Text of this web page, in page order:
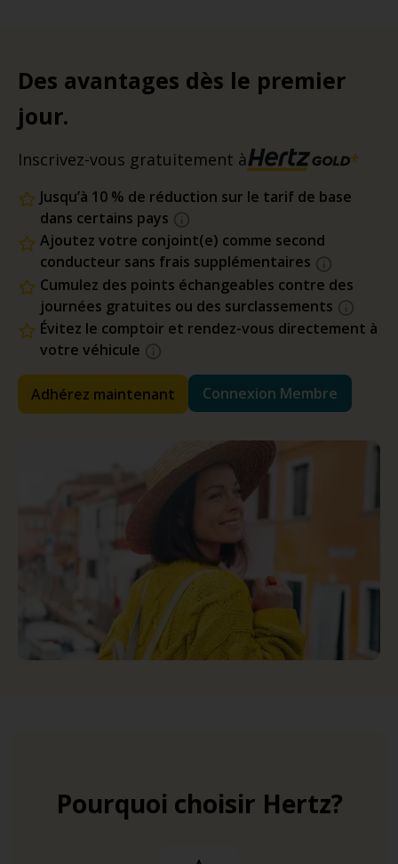
Des avantages dès le premier
jour.
Inscrivez-vous gratuitement à
Jusqu’à 10 % de réduction sur le tarif de base
dans certains pays
Ajoutez votre conjoint(e) comme second
conducteur sans frais supplémentaires
Cumulez des points échangeables contre des
journées gratuites ou des surclassements
Évitez le comptoir et rendez-vous directement à
votre véhicule
Adhérez maintenant Connexion Membre
Pourquoi choisir Hertz?